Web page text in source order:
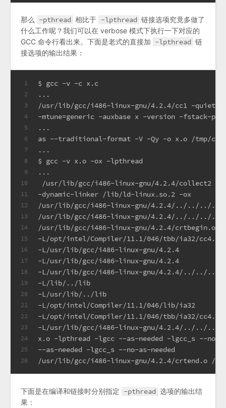
那么 -pthread 相比于 -lpthread 链接选项究竟多做了
什么工作呢？我们可以在 verbose 模式下执行一下对应的
GCC 命令行看出来。下面是老式的直接加 -lpthread 链
接选项的输出结果：
1
2
3
4
5
6
7
8
9
10
11
12
13
14
15
16
17
18
19
20
21
22
23
24
25
26
$ gcc -v -c x.c
...
/usr/lib/gcc/i486-linux-gnu/4.2.4/cc1 -quiet -
-mtune=generic -auxbase x -version -fstack-
...
as --traditional-format -V -Qy -o x.o /tmp/
...
$ gcc -v x.o -ox -lpthread
...
/usr/lib/gcc/i486-linux-gnu/4.2.4/collect2 --
-dynamic-linker /lib/ld-linux.so.2 -ox
/usr/lib/gcc/i486-linux-gnu/4.2.4/../../../
/usr/lib/gcc/i486-linux-gnu/4.2.4/../../../
/usr/lib/gcc/i486-linux-gnu/4.2.4/crtbegin.o
-L/opt/intel/Compiler/11.1/046/tbb/ia32/
-L/usr/lib/gcc/i486-linux-gnu/4.2.4
-L/usr/lib/gcc/i486-linux-gnu/4.2.4
-L/usr/lib/gcc/i486-linux-gnu/4.2.4/../../../
-L/lib/../lib
-L/usr/lib/../lib
-L/opt/intel/Compiler/11.1/046/lib/ia32
-L/opt/intel/Compiler/11.1/046/tbb/ia32/
-L/usr/lib/gcc/i486-linux-gnu/4.2.4/../../..
x.o -lpthread -lgcc --as-needed -lgcc_s --no-
--as-needed -lgcc_s --no-as-needed
/usr/lib/gcc/i486-linux-gnu/4.2.4/crtend.o
下面是在编译和链接时分别指定 -pthread 选项的输出结
果：